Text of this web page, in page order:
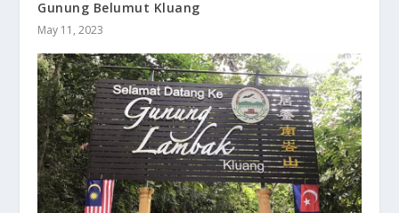
Gunung Belumut Kluang
May 11, 2023